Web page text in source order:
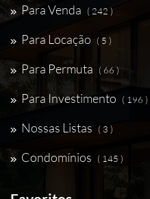
Para Venda ( 242 )
Para Locação ( 5 )
Para Permuta ( 66 )
Para Investimento ( 196 )
Nossas Listas ( 3 )
Condomínios ( 145 )